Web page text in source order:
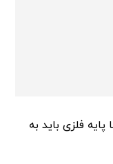
فلزی باید به